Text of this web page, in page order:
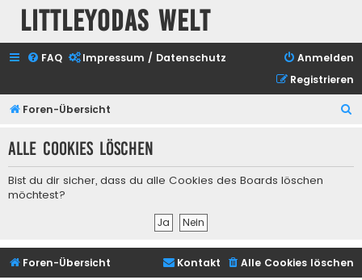
Littleyodas Welt
FAQ Impressum / Datenschutz
Anmelden
Registrieren
Foren-Übersicht
h
Alle Cookies löschen
Bist du dir sicher, dass du alle Cookies des Boards löschen
möchtest?
Foren-Übersicht Alle Cookies löschen
Kontakt